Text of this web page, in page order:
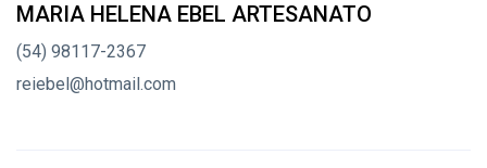
MARIA HELENA EBEL ARTESANATO
(54) 98117-2367
reiebel@hotmail.com